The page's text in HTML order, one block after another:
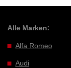
Alle Marken:
Alfa Romeo
Audi